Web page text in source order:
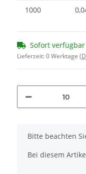
1000
Sofort verfügbar
Lieferzeit:0 Werktage
x
Bitte beachten
Bei diesem